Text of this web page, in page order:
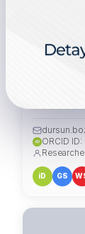
iD ORCID
iD GS